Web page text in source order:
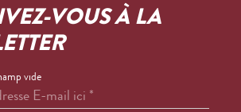
VOUS À LA
vide
E-mail ici*